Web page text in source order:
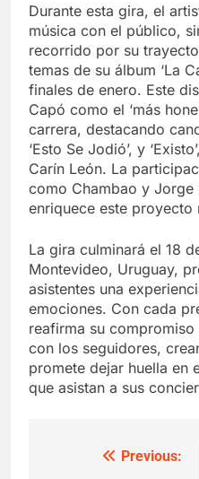
Durante esta gira, el
música con el público,
recorrido por su
temas de su álbum ‘La
finales de enero. Este
Capó como el ‘más
carrera, destacando
‘Esto Se Jodió’, y
Carín León. La
como Chambao y Jorge
enriquece este proyecto
La gira culminará el 18
Montevideo, Uruguay,
asistentes una
emociones. Con cada
reafirma su
con los seguidores,
promete dejar huella en
que asistan a sus
Previous: